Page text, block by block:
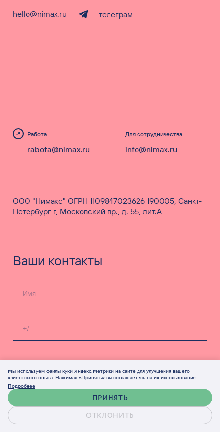
hello@nimax.ru
телеграм
Работа
rabota@nimax.ru
Для сотрудничества
info@nimax.ru
ООО "Нимакс" ОГРН 1109847023626 190005, Санкт-
Петербург г, Московский пр., д. 55, лит.А
Ваши контакты
О проекте
Мы используем файлы куки Яндекс.Метрики на сайте для улучшения вашего
клиентского опыта. Нажимая «Принять» вы соглашаетесь на их использование.
Подробнее
ПРИНЯТЬ
ОТКЛОНИТЬ